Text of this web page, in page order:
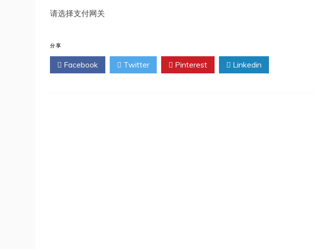
请选择支付网关
分享
Facebook Twitter Pinterest Linkedin